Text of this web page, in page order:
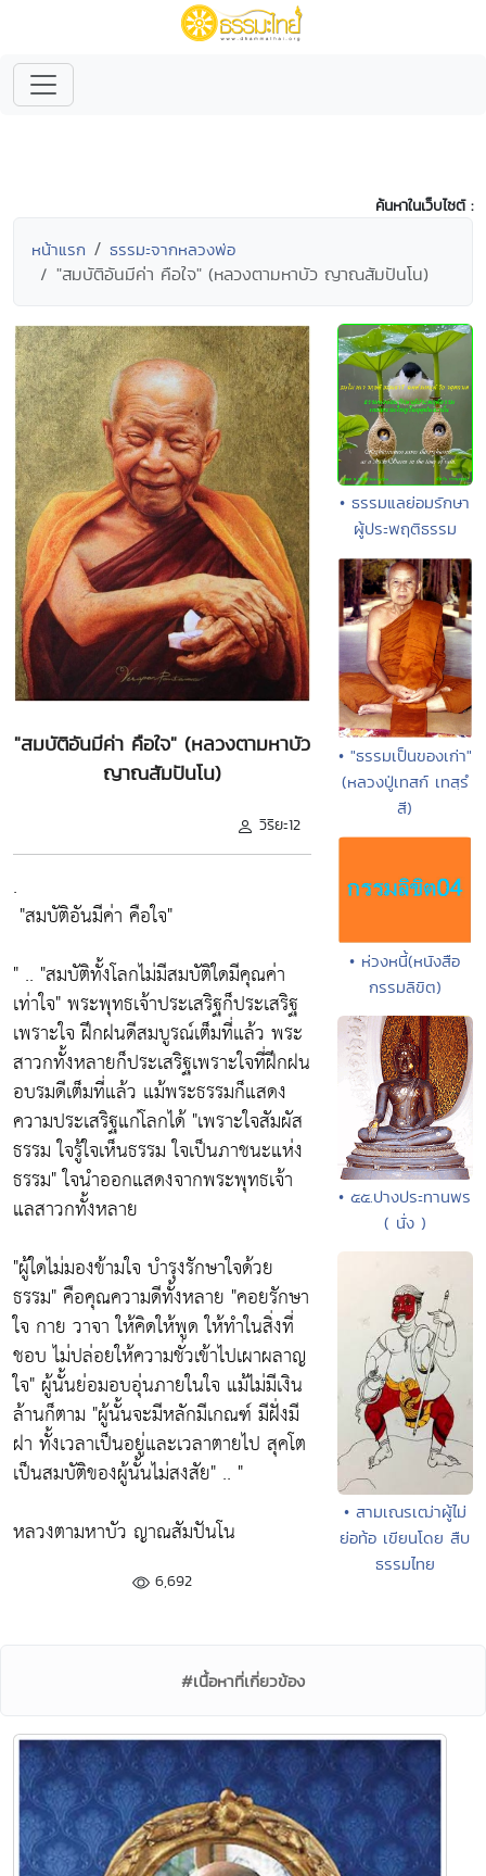
ค้นหาในเว็บไซต์ :
หน้าแรก ธรรมะจากหลวงพ่อ
"สมบัติอันมีค่า คือใจ" (หลวงตามหาบัว ญาณสัมปันโน)
"สมบัติอันมีค่า คือใจ" (หลวงตามหาบัว
ญาณสัมปันโน)
วิริยะ12
.
"สมบัติอันมีค่า คือใจ"
" .. "สมบัติทั้งโลกไม่มีสมบัติใดมีคุณค่า
เท่าใจ"พระพุทธเจ้าประเสริฐก็ประเสริฐ
เพราะใจ ฝึกฝนดีสมบูรณ์เต็มที่แล้ว พระ
สาวกทั้งหลายก็ประเสริฐเพราะใจที่ฝึกฝน
อบรมดีเต็มที่แล้ว แม้พระธรรมก็แสดง
ความประเสริฐแก่โลกได้"เพราะใจสัมผัส
ธรรม ใจรู้ใจเห็นธรรม ใจเป็นภาชนะแห่ง
ธรรม"ใจนำออกแสดงจากพระพุทธเจ้า
แลสาวกทั้งหลาย
"ผู้ใดไม่มองข้ามใจ บำรุงรักษาใจด้วย
ธรรม"คือคุณความดีทั้งหลาย "คอยรักษา
ใจ กาย วาจา ให้คิดให้พูด ให้ทำในสิ่งที่
ชอบ ไม่ปล่อยให้ความชั่วเข้าไปเผาผลาญ
ใจ" ผู้นั้นย่อมอบอุ่นภายในใจ แม้ไม่มีเงิน
ล้านก็ตาม "ผู้นั้นจะมีหลักมีเกณฑ์ มีฝั่งมี
ฝา ทั้งเวลาเป็นอยู่และเวลาตายไป สุคโต
เป็นสมบัติของผู้นั้นไม่สงสัย" .. "
หลวงตามหาบัว ญาณสัมปันโน
6,692
• ธรรมแลย่อมรักษา
ผู้ประพฤติธรรม
• "ธรรมเป็นของเก่า"
(หลวงปู่เทสก์ เทสฺรํ
สี)
• ห่วงหนี้(หนังสือ
กรรมลิขิต)
• ๕๕.ปางประทานพร
( นั่ง )
• สามเณรเฒ่าผู้ไม่
ย่อท้อ เขียนโดย สืบ
ธรรมไทย
#เนื้อหาที่เกี่ยวข้อง